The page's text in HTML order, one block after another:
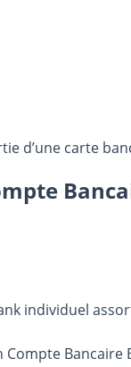
d’une carte
individuel
Bancaire